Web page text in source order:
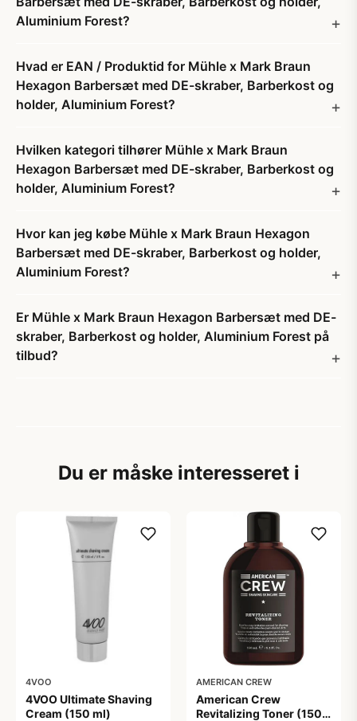
Aluminium Forest?
Hvad er EAN / Produktid for Mühle x Mark Braun
Hexagon Barbersæt med DE-skraber, Barberkost og
holder, Aluminium Forest?
Hvilken kategori tilhører Mühle x Mark Braun
Hexagon Barbersæt med DE-skraber, Barberkost og
holder, Aluminium Forest?
Hvor kan jeg købe Mühle x Mark Braun Hexagon
Barbersæt med DE-skraber, Barberkost og holder,
Aluminium Forest?
Er Mühle x Mark Braun Hexagon Barbersæt med DE-
skraber, Barberkost og holder, Aluminium Forest på
tilbud?
Du er måske interesseret i
4VOO
4VOO Ultimate Shaving
Cream (150 ml)
AMERICAN CREW
American Crew
Revitalizing Toner (150